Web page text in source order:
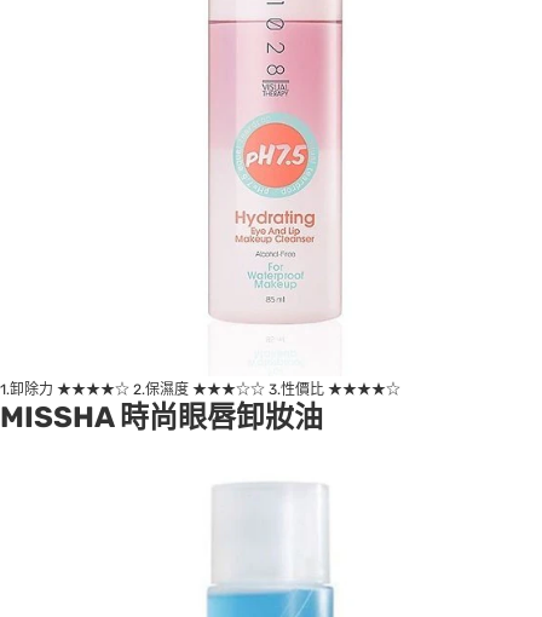
1.卸除力 ★★★★☆ 2.保濕度 ★★★☆☆ 3.性價比 ★★★★☆
MISSHA 時尚眼唇卸妝油